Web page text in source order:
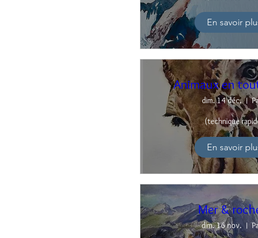
En savoir
Animaux en
dim. 14 déc.
(technique
En savoir
Mer &
dim. 16 nov.